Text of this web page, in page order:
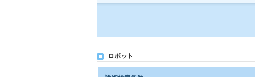
ロボット